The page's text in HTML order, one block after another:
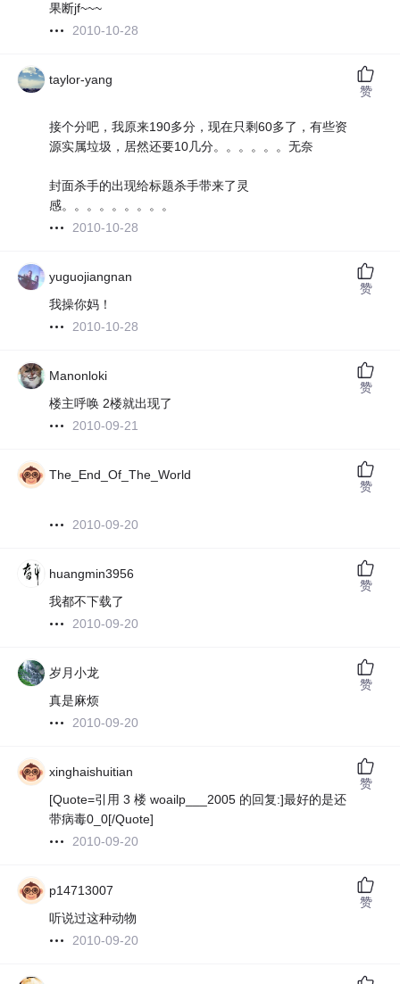
果断jf~~~
2010-10-28
taylor-yang
接个分吧，我原来190多分，现在只剩60多了，有些资
源实属垃圾，居然还要10几分。。。。。。无奈
封面杀手的出现给标题杀手带来了灵
感。。。。。。。。。
2010-10-28
赞
yuguojiangnan
我操你妈！
2010-10-28
赞
Manonloki
楼主呼唤 2楼就出现了
2010-09-21
赞
The_End_Of_The_World
2010-09-20
赞
huangmin3956
我都不下载了
2010-09-20
赞
岁月小龙
真是麻烦
2010-09-20
赞
xinghaishuitian
[Quote=引用 3 楼 woailp___2005 的回复:]最好的是还
带病毒0_0[/Quote]
2010-09-20
赞
p14713007
听说过这种动物
2010-09-20
赞